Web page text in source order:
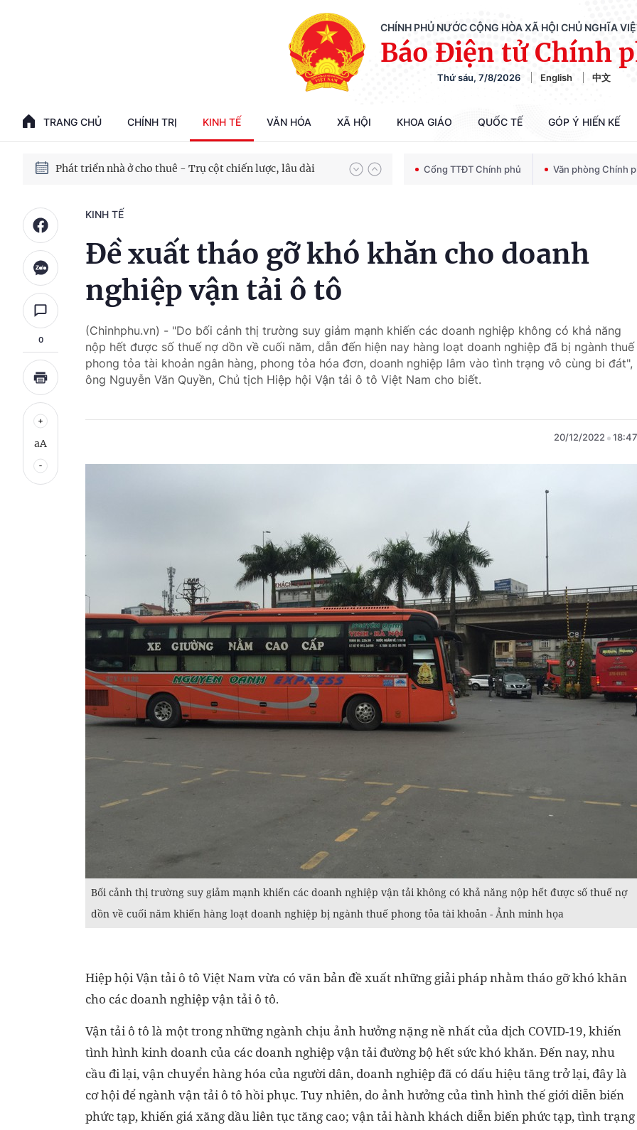
CHÍNH PHỦ NƯỚC CỘNG HÒA XÃ HỘI CHỦ NGHĨA
Báo Điện tử Chính
Thứ sáu, 7/8/2026 English 中文
TRANG CHỦ CHÍNH TRỊ KINH TẾ VĂN HÓA XÃ HỘI KHOA GIÁO QUỐC TẾ GÓP Ý HIẾN KẾ
Phát triển kinh tế nhà nước trong kỷ nguyên mới
Chiến dịch 500 ngày đêm tìm kiếm, quy tập và xác định danh tính hài cốt liệt sĩ
Bảo vệ nền tảng tư tưởng của Đảng trong kỷ nguyên phát triển mới
Phát triển nhà ở cho thuê - Trụ cột chiến lược, lâu dài Cổng TTĐT Chính phủ Văn phòng Chính
0
aA
KINH TẾ
Đề xuất tháo gỡ khó khăn cho doanh
nghiệp vận tải ô tô
(Chinhphu.vn) - "Do bối cảnh thị trường suy giảm mạnh khiến các doanh nghiệp không có khả năng
nộp hết được số thuế nợ dồn về cuối năm, dẫn đến hiện nay hàng loạt doanh nghiệp đã bị ngành thuế
phong tỏa tài khoản ngân hàng, phong tỏa hóa đơn, doanh nghiệp lâm vào tình trạng vô cùng bi đát",
ông Nguyễn Văn Quyền, Chủ tịch Hiệp hội Vận tải ô tô Việt Nam cho biết.
20/12/2022 18:47
Bối cảnh thị trường suy giảm mạnh khiến các doanh nghiệp vận tải không có khả năng nộp hết được số thuế nợ
dồn về cuối năm khiến hàng loạt doanh nghiệp bị ngành thuế phong tỏa tài khoản - Ảnh minh họa
Hiệp hội Vận tải ô tô Việt Nam vừa có văn bản đề xuất những giải pháp nhằm tháo gỡ khó khăn
cho các doanh nghiệp vận tải ô tô.
Vận tải ô tô là một trong những ngành chịu ảnh hưởng nặng nề nhất của dịch COVID-19, khiến
tình hình kinh doanh của các doanh nghiệp vận tải đường bộ hết sức khó khăn. Đến nay, nhu
cầu đi lại, vận chuyển hàng hóa của người dân, doanh nghiệp đã có dấu hiệu tăng trở lại, đây là
cơ hội để ngành vận tải ô tô hồi phục. Tuy nhiên, do ảnh hưởng của tình hình thế giới diễn biến
phức tạp, khiến giá xăng dầu liên tục tăng cao; vận tải hành khách diễn biến phức tạp, tình trạng